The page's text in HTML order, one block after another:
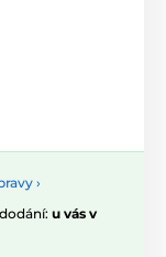
›
u vás v